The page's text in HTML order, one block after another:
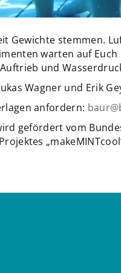
Gewichte stemmen.
warten auf
und
Wagner und Erik
anfordern:
gefördert vom